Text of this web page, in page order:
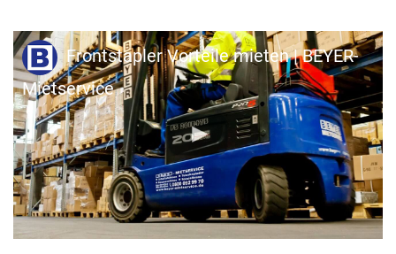
optional erhältlich
Bereifung
marking
Radstand
2.12 m
Gerätehöhe in m
2.95 m
max. Bodenfreiheit
Frontstapler Vorteile mieten | BEYER-
Mietservice